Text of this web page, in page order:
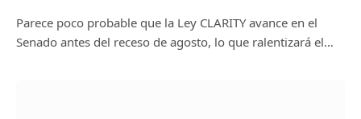
Parece poco probable que la Ley CLARITY avance en el
Senado antes del receso de agosto, lo que ralentizará el…